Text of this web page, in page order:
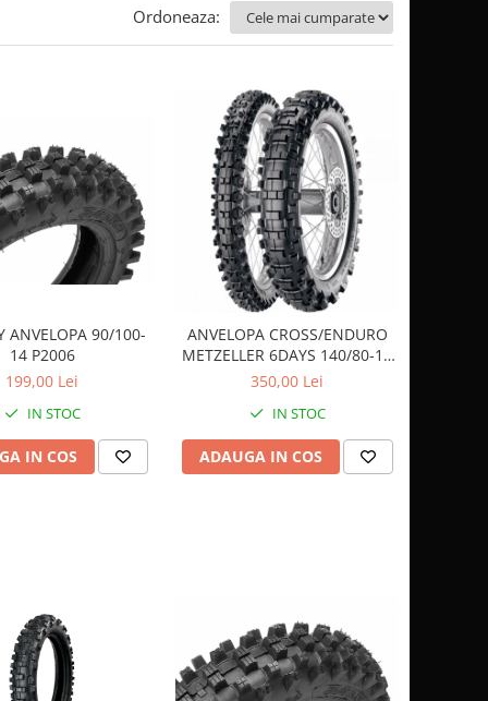
Ordoneaza:
ANVELOPA 90/100-
14 P2006
199,00 Lei
IN STOC
IN COS
ANVELOPA CROSS/ENDURO
METZELLER 6DAYS 140/80-18
OMME
350,00 Lei
IN STOC
ADAUGA IN COS